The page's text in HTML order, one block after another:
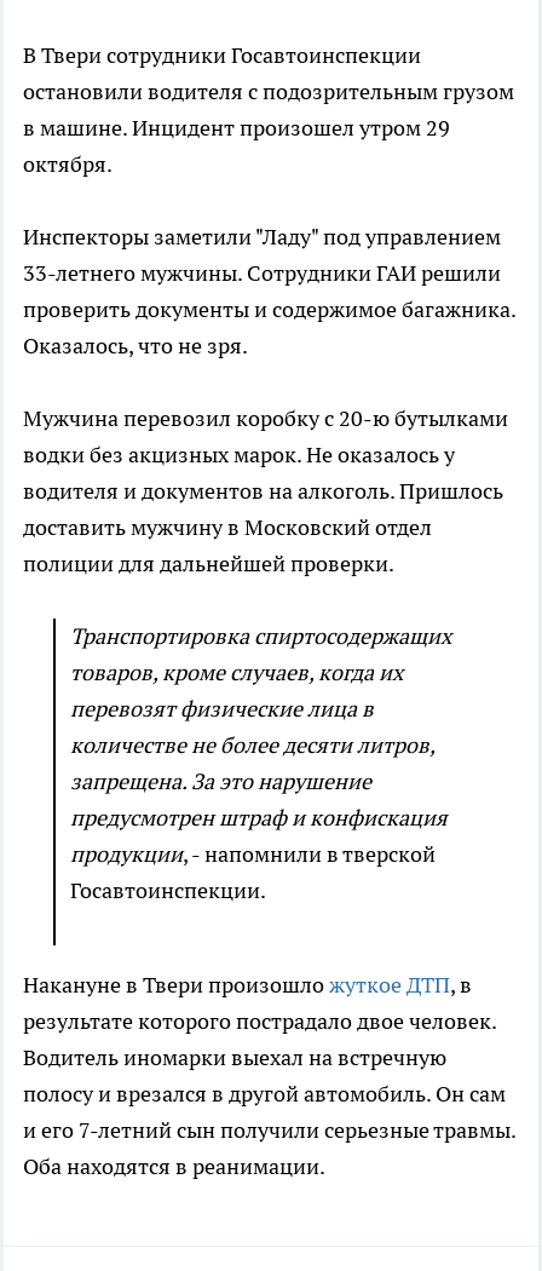
В Твери сотрудники Госавтоинспекции
остановили водителя с подозрительным грузом
в машине. Инцидент произошел утром 29
октября.
Инспекторы заметили "Ладу" под управлением
33-летнего мужчины. Сотрудники ГАИ решили
проверить документы и содержимое багажника.
Оказалось, что не зря.
Мужчина перевозил коробку с 20-ю бутылками
водки без акцизных марок. Не оказалось у
водителя и документов на алкоголь. Пришлось
доставить мужчину в Московский отдел
полиции для дальнейшей проверки.
Транспортировка спиртосодержащих
товаров, кроме случаев, когда их
перевозят физические лица в
количестве не более десяти литров,
запрещена. За это нарушение
предусмотрен штраф и конфискация
продукции, - напомнили в тверской
Госавтоинспекции.
Накануне в Твери произошложуткое ДТП, в
результате которого пострадало двое человек.
Водитель иномарки выехал на встречную
полосу и врезался в другой автомобиль. Он сам
и его 7-летний сын получили серьезные травмы.
Оба находятся в реанимации.